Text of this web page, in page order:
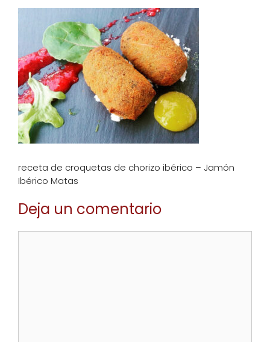
receta de croquetas de chorizo ibérico – Jamón
Ibérico Matas
Deja un comentario